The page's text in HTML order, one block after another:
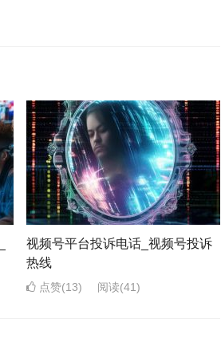
视频号平台投诉电话_视频号投诉
热线
点赞(13) 阅读(41)